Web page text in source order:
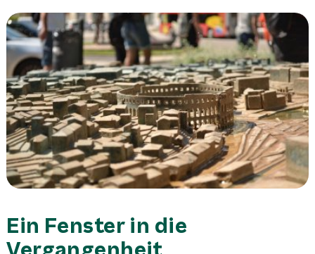
Ein Fenster in die